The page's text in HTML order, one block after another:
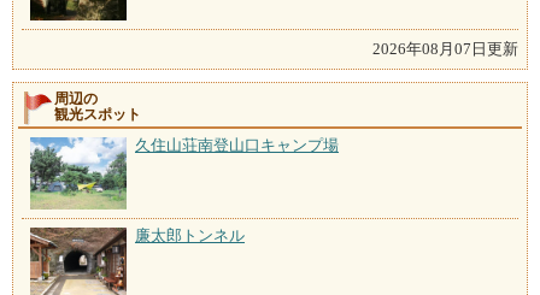
2026年08月07日更新
周辺の
観光スポット
久住山荘南登山口キャンプ場
廉太郎トンネル